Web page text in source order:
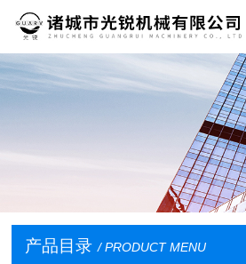
产品目录 / PRODUCT MENU